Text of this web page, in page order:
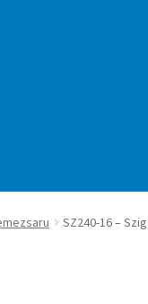
SZ240-16 –